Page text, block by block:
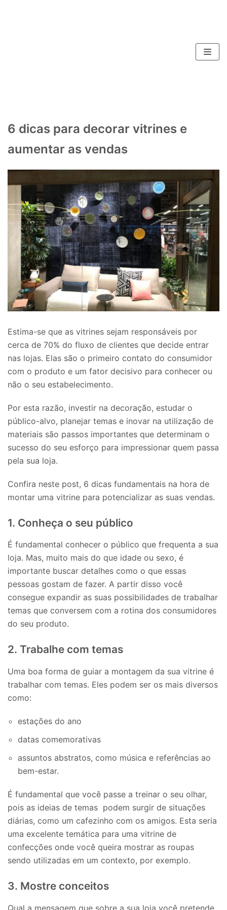
6 dicas para decorar vitrines e
aumentar as vendas
Estima-se que as vitrines sejam responsáveis por
cerca de 70% do fluxo de clientes que decide entrar
nas lojas. Elas são o primeiro contato do consumidor
com o produto e um fator decisivo para conhecer ou
não o seu estabelecimento.
Por esta razão, investir na decoração, estudar o
público-alvo, planejar temas e inovar na utilização de
materiais são passos importantes que determinam o
sucesso do seu esforço para impressionar quem passa
pela sua loja.
Confira neste post, 6 dicas fundamentais na hora de
montar uma vitrine para potencializar as suas vendas.
1. Conheça o seu público
É fundamental conhecer o público que frequenta a sua
loja. Mas, muito mais do que idade ou sexo, é
importante buscar detalhes como o que essas
pessoas gostam de fazer. A partir disso você
consegue expandir as suas possibilidades de trabalhar
temas que conversem com a rotina dos consumidores
do seu produto.
2. Trabalhe com temas
Uma boa forma de guiar a montagem da sua vitrine é
trabalhar com temas. Eles podem ser os mais diversos
como:
estações do ano
datas comemorativas
assuntos abstratos, como música e referências ao
bem-estar.
É fundamental que você passe a treinar o seu olhar,
pois as ideias de temas podem surgir de situações
diárias, como um cafezinho com os amigos. Esta seria
uma excelente temática para uma vitrine de
confecções onde você queira mostrar as roupas
sendo utilizadas em um contexto, por exemplo.
3. Mostre conceitos